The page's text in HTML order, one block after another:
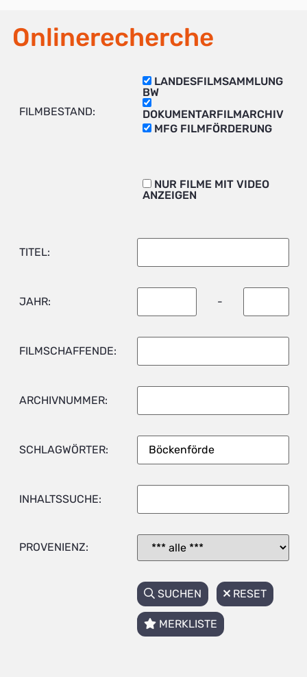
Onlinerecherche
FILMBESTAND:
LANDESFILMSAMMLUNG
BW
DOKUMENTARFILMARCHIV
MFG FILMFÖRDERUNG
NUR FILME MIT VIDEO
ANZEIGEN
TITEL:
JAHR: -
FILMSCHAFFENDE:
ARCHIVNUMMER:
SCHLAGWÖRTER:
INHALTSSUCHE:
PROVENIENZ:
SUCHEN RESET
MERKLISTE